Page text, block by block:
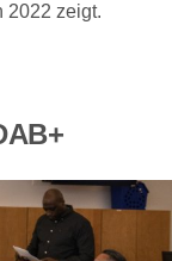
2022 zeigt.